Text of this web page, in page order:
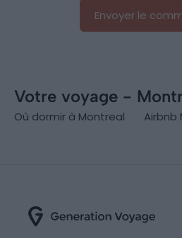
Votre voyage -
Où dormir à Montreal Airbnb